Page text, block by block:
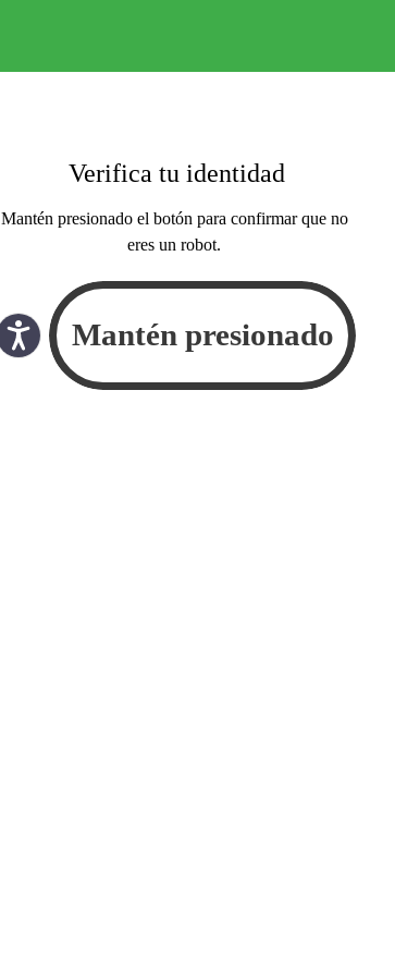
Verifica tu identidad
Mantén presionado el botón para confirmar que no
eres un robot.